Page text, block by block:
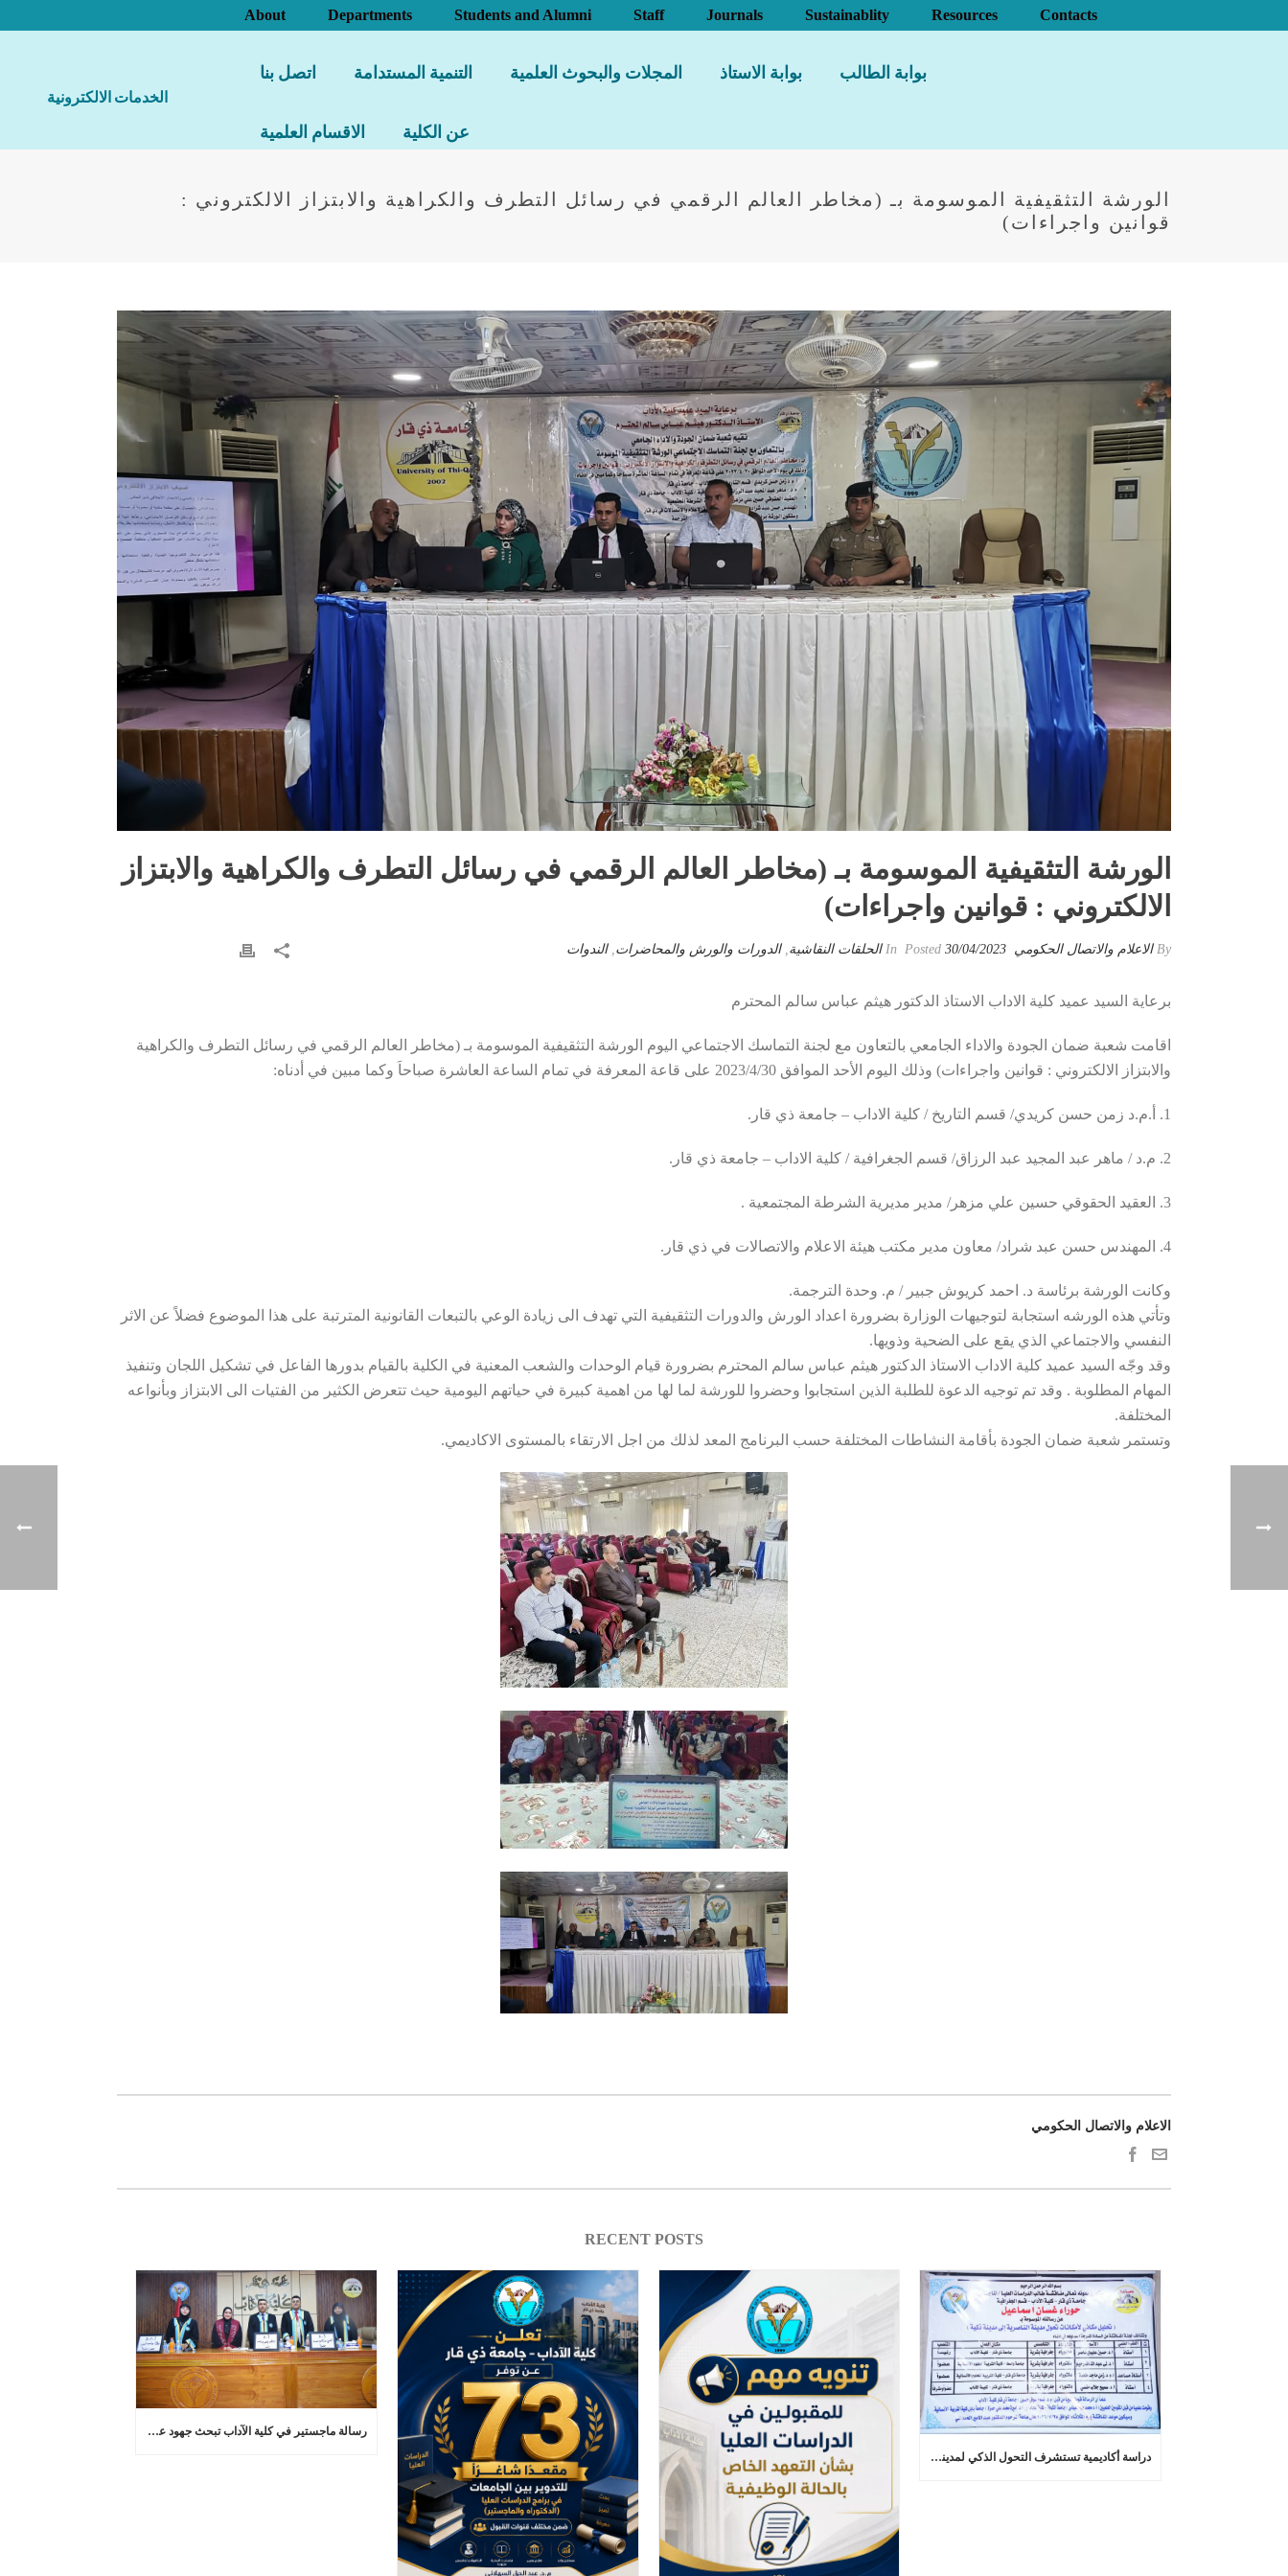
About Departments Students and Alumni Staff Journals Sustainablity Resources Contacts
الخدمات الالكترونية
اتصل بنا التنمية المستدامة المجلات والبحوث العلمية بوابة الاستاذ بوابة الطالب
الاقسام العلمية عن الكلية
الورشة التثقيفية الموسومة بـ (مخاطر العالم الرقمي في رسائل التطرف والكراهية والابتزاز الالكتروني :
قوانين واجراءات)
الورشة التثقيفية الموسومة بـ (مخاطر العالم الرقمي في رسائل التطرف والكراهية والابتزاز
الالكتروني : قوانين واجراءات)
By الاعلام والاتصال الحكومي 30/04/2023 الحلقات النقاشية,الدورات والورش والمحاضرات,الندوات
برعاية السيد عميد كلية الاداب الاستاذ الدكتور هيثم عباس سالم المحترم
اقامت شعبة ضمان الجودة والاداء الجامعي بالتعاون مع لجنة التماسك الاجتماعي اليوم الورشة التثقيفية الموسومة بـ (مخاطر العالم الرقمي في رسائل التطرف والكراهية
والابتزاز الالكتروني : قوانين واجراءات) وذلك اليوم الأحد الموافق 2023/4/30 على قاعة المعرفة في تمام الساعة العاشرة صباحاَ وكما مبين في أدناه:
1. أ.م.د زمن حسن كريدي/ قسم التاريخ / كلية الاداب – جامعة ذي قار.
2. م.د / ماهر عبد المجيد عبد الرزاق/ قسم الجغرافية / كلية الاداب – جامعة ذي قار.
3. العقيد الحقوقي حسين علي مزهر/ مدير مديرية الشرطة المجتمعية .
4. المهندس حسن عبد شراد/ معاون مدير مكتب هيئة الاعلام والاتصالات في ذي قار.
وكانت الورشة برئاسة د. احمد كريوش جبير / م. وحدة الترجمة.
وتأتي هذه الورشه استجابة لتوجيهات الوزارة بضرورة اعداد الورش والدورات التثقيفية التي تهدف الى زيادة الوعي بالتبعات القانونية المترتبة على هذا الموضوع فضلاً عن الاثر
النفسي والاجتماعي الذي يقع على الضحية وذويها.
وقد وجّه السيد عميد كلية الاداب الاستاذ الدكتور هيثم عباس سالم المحترم بضرورة قيام الوحدات والشعب المعنية في الكلية بالقيام بدورها الفاعل في تشكيل اللجان وتنفيذ
المهام المطلوبة . وقد تم توجيه الدعوة للطلبة الذين استجابوا وحضروا للورشة لما لها من اهمية كبيرة في حياتهم اليومية حيث تتعرض الكثير من الفتيات الى الابتزاز وبأنواعه
المختلفة.
وتستمر شعبة ضمان الجودة بأقامة النشاطات المختلفة حسب البرنامج المعد لذلك من اجل الارتقاء بالمستوى الاكاديمي.
الاعلام والاتصال الحكومي
RECENT POSTS
دراسة أكاديمية تستشرف التحول الذكي لمدينة الناصرية
رسالة ماجستير في كلية الآداب تبحث جهود عماد عبد اللطيف في تجديد البلاغة العربية